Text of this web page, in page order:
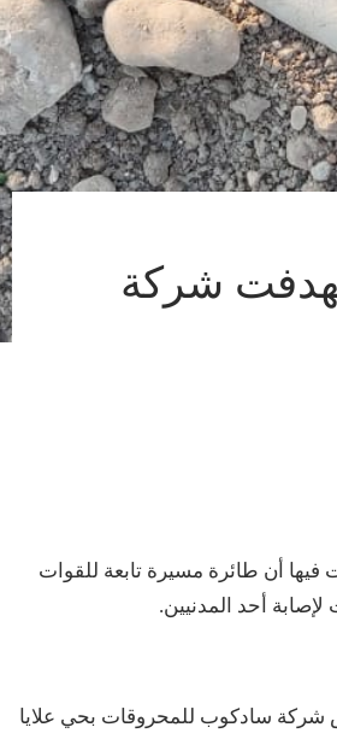
شركة
فيها أن طائرة مسيرة تابعة للقوات
أحد المدنيين.
سادكوب للمحروقات بحي علايا